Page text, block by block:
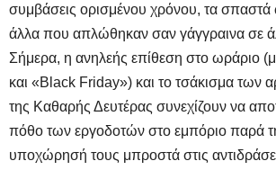
συμβάσεις ορισμένου χρόνου, τα σπαστά
άλλα που απλώθηκαν σαν γάγγραινα σε
Σήμερα, η ανηλεής επίθεση στο ωράριο
και «Black Friday») και το τσάκισμα των
της Καθαρής Δευτέρας συνεχίζουν να
πόθο των εργοδοτών στο εμπόριο παρά
υποχώρησή τους μπροστά στις